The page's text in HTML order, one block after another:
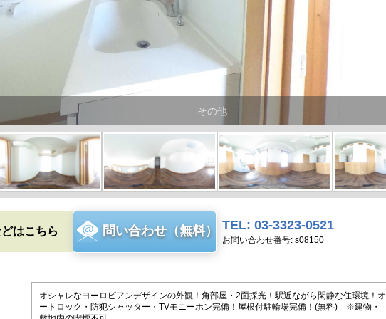
その他
はこちら 問い合わせ（無料） TEL: 03-3323-0521
お問い合わせ番号: s08150
オシャレなヨーロピアンデザインの外観！角部屋・2面採光！駅近ながら閑静な住環境！オ
ートロック・防犯シャッター・TVモニーホン完備！屋根付駐輪場完備！(無料) ※建物・